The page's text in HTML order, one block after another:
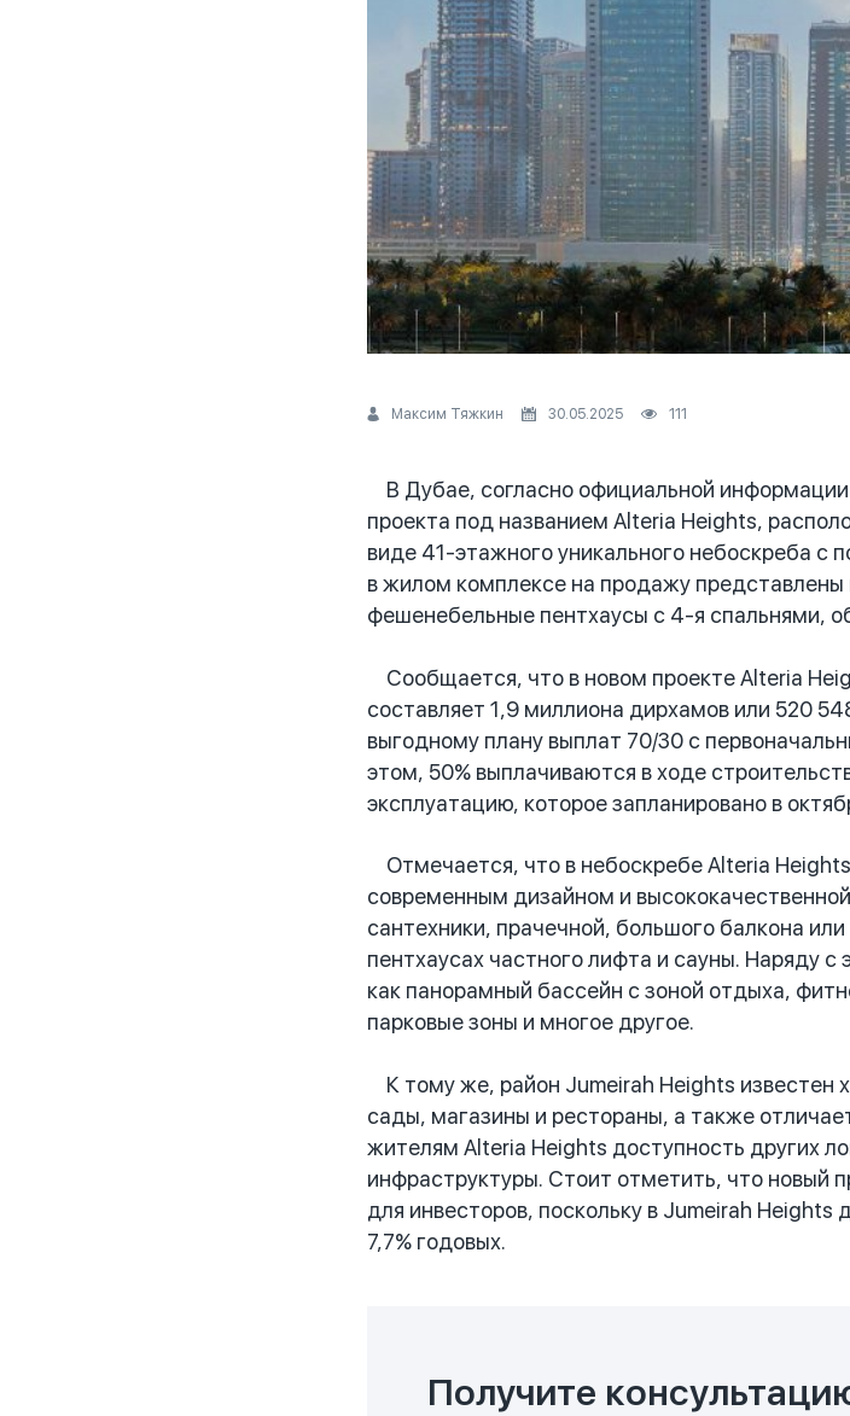
Максим Тяжкин 30.05.2025 111
В Дубае, согласно официальной информации
проекта под названием Alteria Heights,
виде 41-этажного уникального небоскреба
в жилом комплексе на продажу
фешенебельные пентхаусы с 4-я спальнями,
Сообщается, что в новом проекте Alteria
составляет 1,9 миллиона дирхамов или 520
выгодному плану выплат 70/30 с
этом, 50% выплачиваются в ходе
эксплуатацию, которое запланировано в
Отмечается, что в небоскребе Alteria
современным дизайном и
сантехники, прачечной, большого балкона
пентхаусах частного лифта и сауны. Наряду
как панорамный бассейн с зоной отдыха,
парковые зоны и многое другое.
К тому же, район Jumeirah Heights известен
сады, магазины и рестораны, а также
жителям Alteria Heights доступность других
инфраструктуры. Стоит отметить, что новый
для инвесторов, поскольку в Jumeirah
7,7% годовых.
Получите